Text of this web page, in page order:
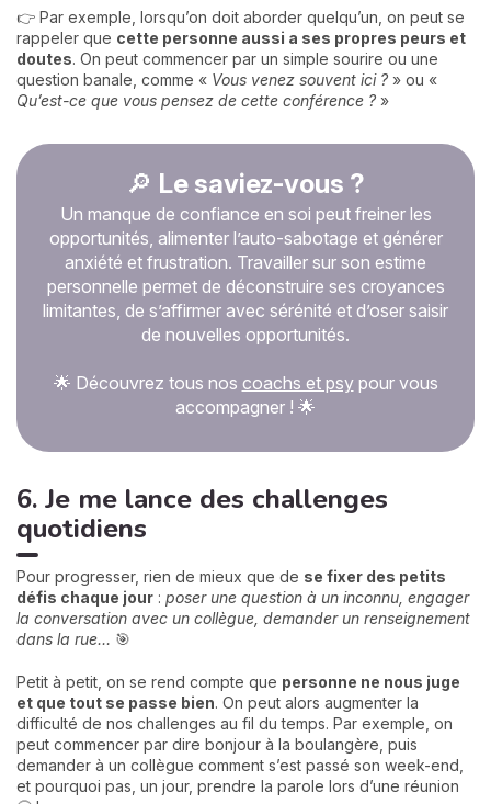
👉 Par exemple, lorsqu’on doit aborder quelqu’un, on peut se
rappeler que cette personne aussi a ses propres peurs et
doutes. On peut commencer par un simple sourire ou une
question banale, comme « Vous venez souvent ici ? » ou «
Qu’est-ce que vous pensez de cette conférence ? »
🔎 Le saviez-vous ?
Un manque de confiance en soi peut freiner les
opportunités, alimenter l’auto-sabotage et générer
anxiété et frustration. Travailler sur son estime
personnelle permet de déconstruire ses croyances
limitantes, de s’affirmer avec sérénité et d’oser saisir
de nouvelles opportunités.
🌟 Découvrez tous nos coachs et psypour vous
accompagner ! 🌟
6. Je me lance des challenges
quotidiens
Pour progresser, rien de mieux que de se fixer des petits
défis chaque jour : poser une question à un inconnu, engager
la conversation avec un collègue, demander un renseignement
dans la rue… 🎯
Petit à petit, on se rend compte que personne ne nous juge
et que tout se passe bien. On peut alors augmenter la
difficulté de nos challenges au fil du temps. Par exemple, on
peut commencer par dire bonjour à la boulangère, puis
demander à un collègue comment s’est passé son week-end,
et pourquoi pas, un jour, prendre la parole lors d’une réunion